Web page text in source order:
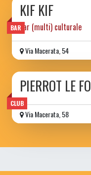
BAR
KIF KIF
bar (multi) culturale
Via Macerata, 54
CLUB
PIERROT LE
Via Macerata, 58